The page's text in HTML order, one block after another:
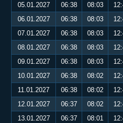
05.01.2027
06:38 08:03
06.01.2027
06:38 08:03
07.01.2027
06:38 08:03
08.01.2027
06:38 08:03
09.01.2027
06:38 08:03
10.01.2027
06:38 08:02
11.01.2027
06:38 08:02
12.01.2027
06:37 08:02
13.01.2027
06:37 08:01